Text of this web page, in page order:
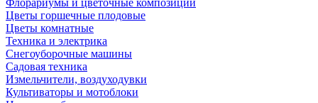
Флорариумы и цветочные композиции
Цветы горшечные плодовые
Цветы комнатные
Техника и электрика
Снегоуборочные машины
Садовая техника
Измельчители, воздуходувки
Культиваторы и мотоблоки